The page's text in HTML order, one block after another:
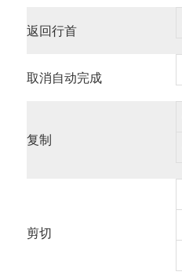
返回行首
取消自动完成
复制
剪切